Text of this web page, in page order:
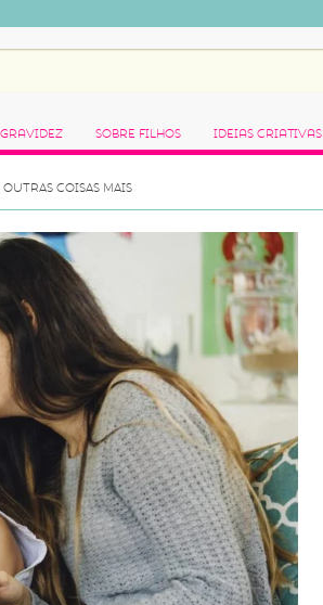
Sobre Filhos Ideias Criativas
COISAS MAIS